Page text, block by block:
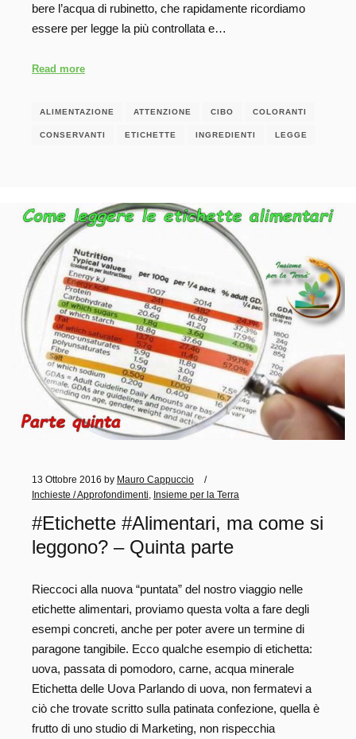
bere l’acqua di rubinetto, che rapidamente ricordiamo
essere per legge la più controllata e…
Read more
ALIMENTAZIONE ATTENZIONE CIBO COLORANTI
CONSERVANTI ETICHETTE INGREDIENTI LEGGE
13 Ottobre 2016 by Mauro Cappuccio
Inchieste / Approfondimenti
Insieme per la Terra
#Etichette #Alimentari, ma come si
leggono? – Quinta parte
Rieccoci alla nuova “puntata” del nostro viaggio nelle
etichette alimentari, proviamo questa volta a fare degli
esempi concreti, anche per poter avere un termine di
paragone tangibile. Ecco qualche esempio di etichetta:
uova, passata di pomodoro, carne, acqua minerale
Etichetta delle Uova Parlando di uova, non fermatevi a
ciò che trovate scritto sulla patinata confezione, quella è
frutto di uno studio di Marketing, non rispecchia